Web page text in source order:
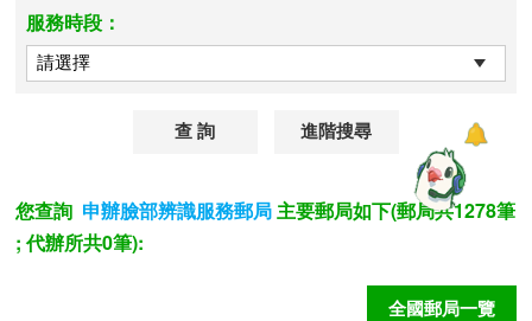
服務時段：
進階搜尋
您查詢 申辦臉部辨識服務郵局 主要郵局如下(郵局共1278筆
; 代辦所共0筆):
全國郵局一覽